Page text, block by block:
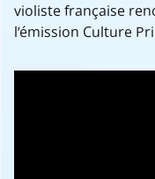
violiste française
l’émission Culture